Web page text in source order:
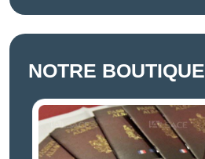
NOTRE BOUTIQUE